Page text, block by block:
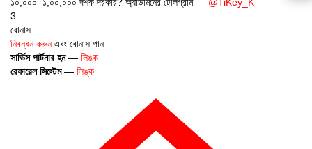
3
বোনাস
নিবন্ধন করুন
সার্ভিস পার্টনার হন—লিঙ্ক
রেফারেল সিস্টেম—লিঙ্ক